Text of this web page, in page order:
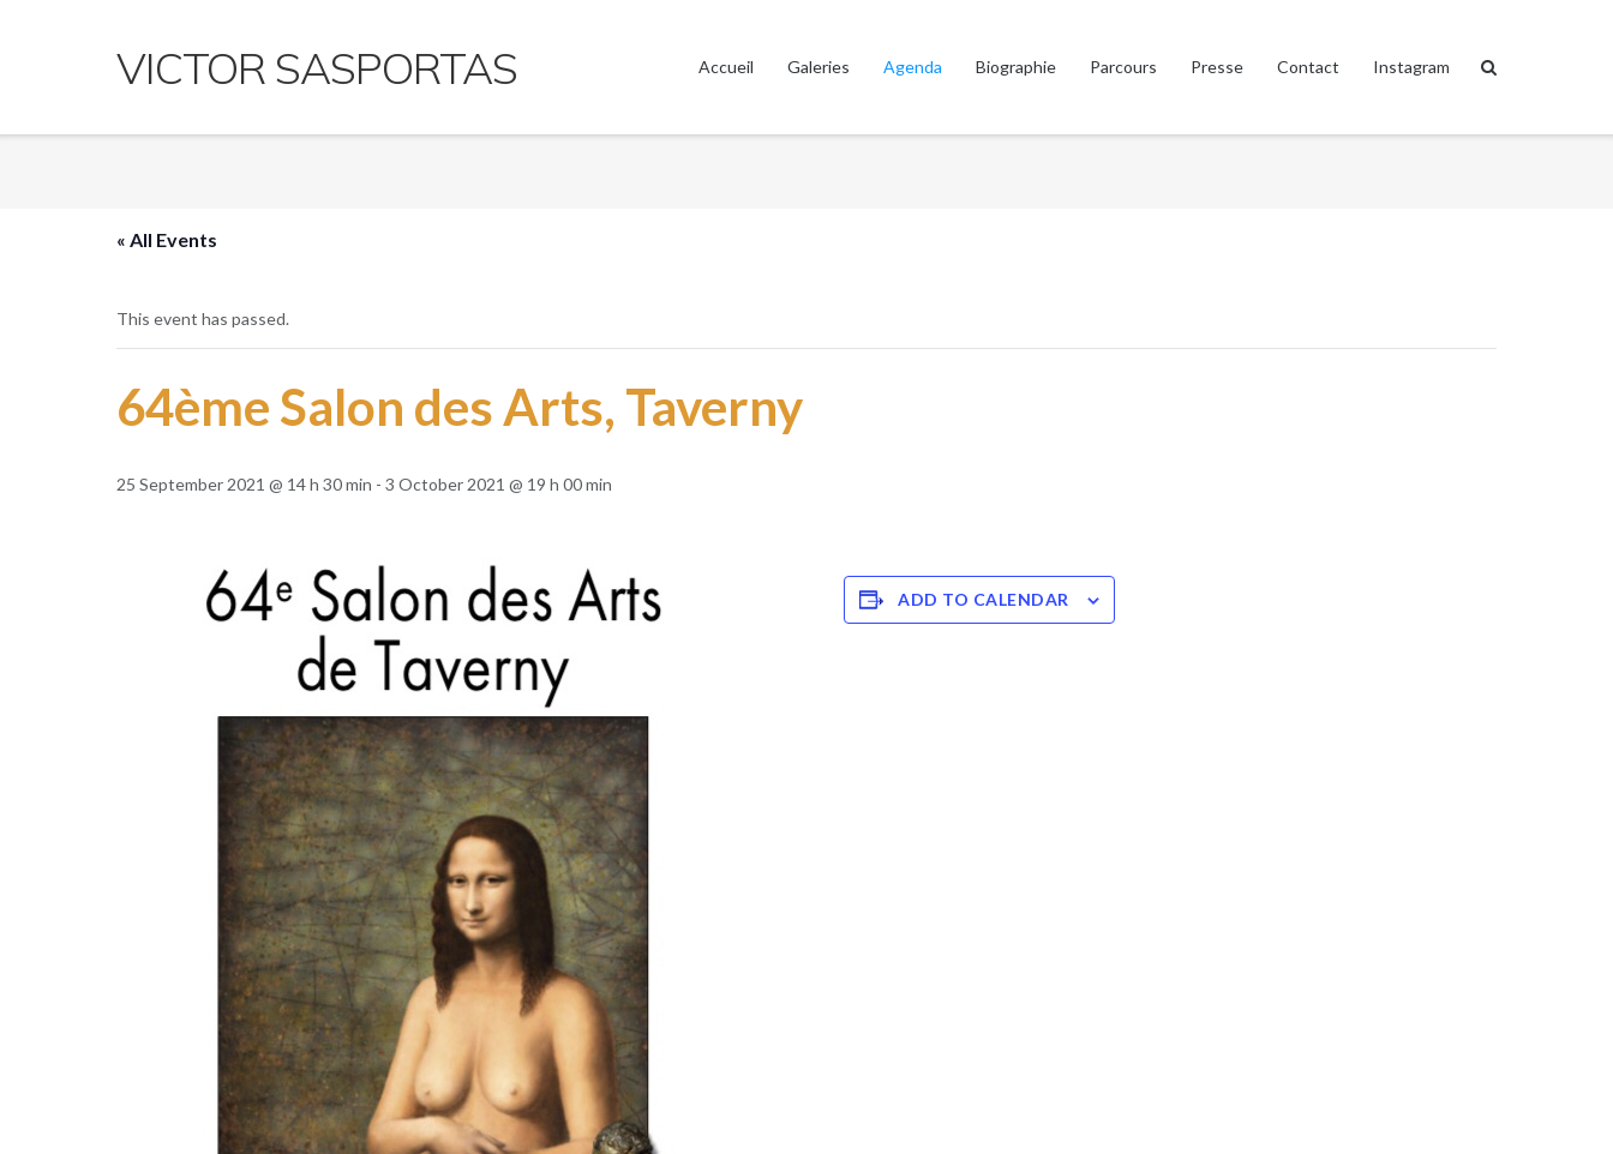
VICTOR SASPORTAS Accueil Galeries Agenda Biographie Parcours Presse Contact Instagram
« All Events
This event has passed.
64ème Salon des Arts, Taverny
25 September 2021 @ 14 h 30 min - 3 October 2021 @ 19 h 00 min
ADD TO CALENDAR